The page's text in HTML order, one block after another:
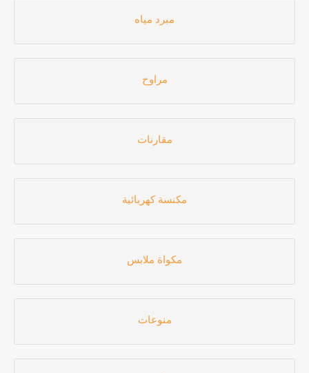
مبرد مياه
مراوح
مقارنات
مكنسة كهربائية
مكواة ملابس
منوعات